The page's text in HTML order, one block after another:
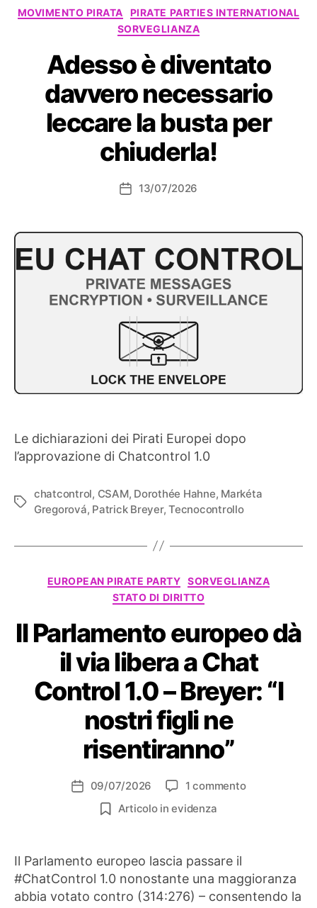
Categorie
MOVIMENTO PIRATA
PIRATE PARTIES INTERNATIONAL
SORVEGLIANZA
Adesso è diventato
davvero necessario
leccare la busta per
chiuderla!
Data13/07/2026
Le dichiarazioni dei Pirati Europei dopo
l’approvazione di Chatcontrol 1.0
Tag
chatcontrol, CSAM, Dorothée Hahne, Markéta
Gregorová, Patrick Breyer,Tecnocontrollo
Categorie
EUROPEAN PIRATE PARTY
SORVEGLIANZA
STATO DI DIRITTO
Il Parlamento europeo dà
il via libera a Chat
Control 1.0 – Breyer: “I
nostri figli ne
risentiranno”
Data
dell'articolo
09/07/2026 1 commentosu
via
libera
Articolo in evidenza
Il Parlamento europeo lascia passare il
#ChatControl 1.0 nonostante una maggioranza
abbia votato contro (314:276) – consentendo la